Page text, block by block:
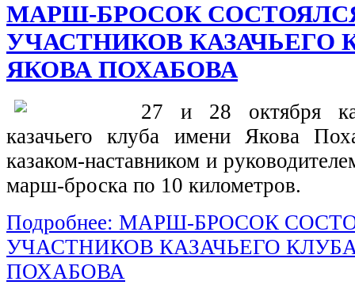
МАРШ-БРОСОК
УЧАСТНИКОВ КАЗАЧЬЕГО
ЯКОВА ПОХАБОВА
27 и 28 октября
казачьего клуба имени Якова
казаком-наставником и
марш-броска по 10 километров.
Подробнее: МАРШ-БРОСОК
УЧАСТНИКОВ КАЗАЧЬЕГО
ПОХАБОВА